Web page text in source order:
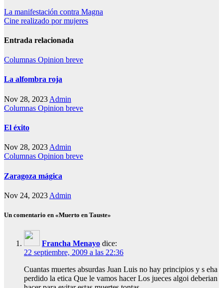
La manifestación contra Magna
Cine realizado por mujeres
Entrada relacionada
Columnas Opinion breve
La alfombra roja
Nov 28, 2023 Admin
Columnas Opinion breve
El éxito
Nov 28, 2023 Admin
Columnas Opinion breve
Zaragoza mágica
Nov 24, 2023 Admin
Un comentario en «Muerto en Tauste»
Francha Menayo dice:
22 septiembre, 2009 a las 22:36
Cuantas muertes absurdas Juan Luis no hay principios y s eha
perdido la etica Que le vamos hacer Los jueces algoi deberian